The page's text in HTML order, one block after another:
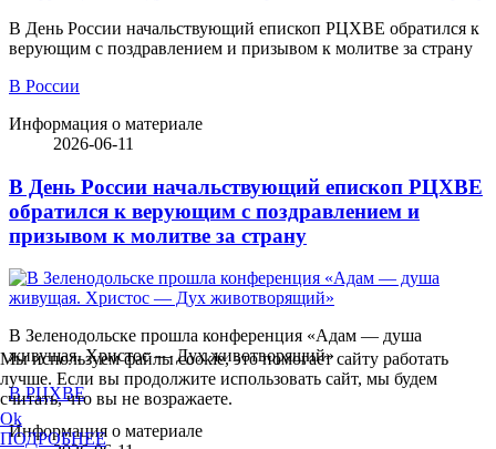
В День России начальствующий епископ РЦХВЕ обратился к
верующим с поздравлением и призывом к молитве за страну
В России
Информация о материале
2026-06-11
В День России начальствующий епископ РЦХВЕ
обратился к верующим с поздравлением и
призывом к молитве за страну
В Зеленодольске прошла конференция «Адам — душа
живущая. Христос — Дух животворящий»
В РЦХВЕ
Информация о материале
Мы используем файлы cookie, это помогает сайту работать
лучше. Если вы продолжите использовать сайт, мы будем
считать, что вы не возражаете.
Ok
ПОДРОБНЕЕ